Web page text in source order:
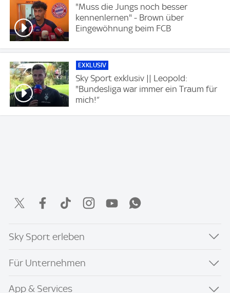
"Muss die Jungs noch besser
kennenlernen" - Brown über
Eingewöhnung beim FCB
EXKLUSIV
Sky Sport exklusiv || Leopold:
"Bundesliga war immer ein Traum für
mich!“
Sky Sport erleben
Für Unternehmen
App & Services